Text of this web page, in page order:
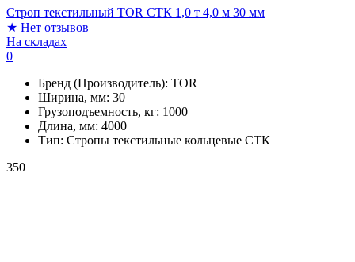
Строп текстильный TOR СТК 1,0 т 4,0 м 30 мм
★ Нет отзывов
На складах
0
Бренд (Производитель): TOR
Ширина, мм: 30
Грузоподъемность, кг: 1000
Длина, мм: 4000
Тип: Стропы текстильные кольцевые СТК
350